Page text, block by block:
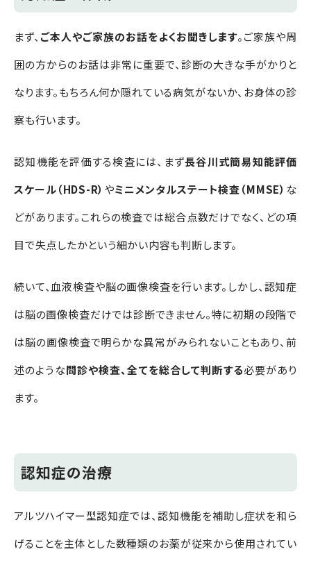
まず、 ご本人やご家族のお話をよくお聞きします。ご家族や周
囲の方からのお話は非常に重要で、診断の大きな手がかりと
なります。もちろん何か隠れている病気がないか、お身体の診
察も行います。
認知機能を評価する検査には、まず長谷川式簡易知能評価
スケール（HDS-R） やミニメンタルステート検査（MMSE） な
どがあります。これらの検査では総合点数だけでなく、どの項
目で失点したかという細かい内容も判断します。
続いて、血液検査や脳の画像検査を行います。しかし、認知症
は脳の画像検査だけでは診断できません。特に初期の段階で
は脳の画像検査で明らかな異常がみられないこともあり、前
述のような問診や検査、全てを総合して判断する必要があり
ます。
認知症の治療
アルツハイマー型認知症では、認知機能を補助し症状を和ら
げることを主体とした数種類のお薬が従来から使用されてい